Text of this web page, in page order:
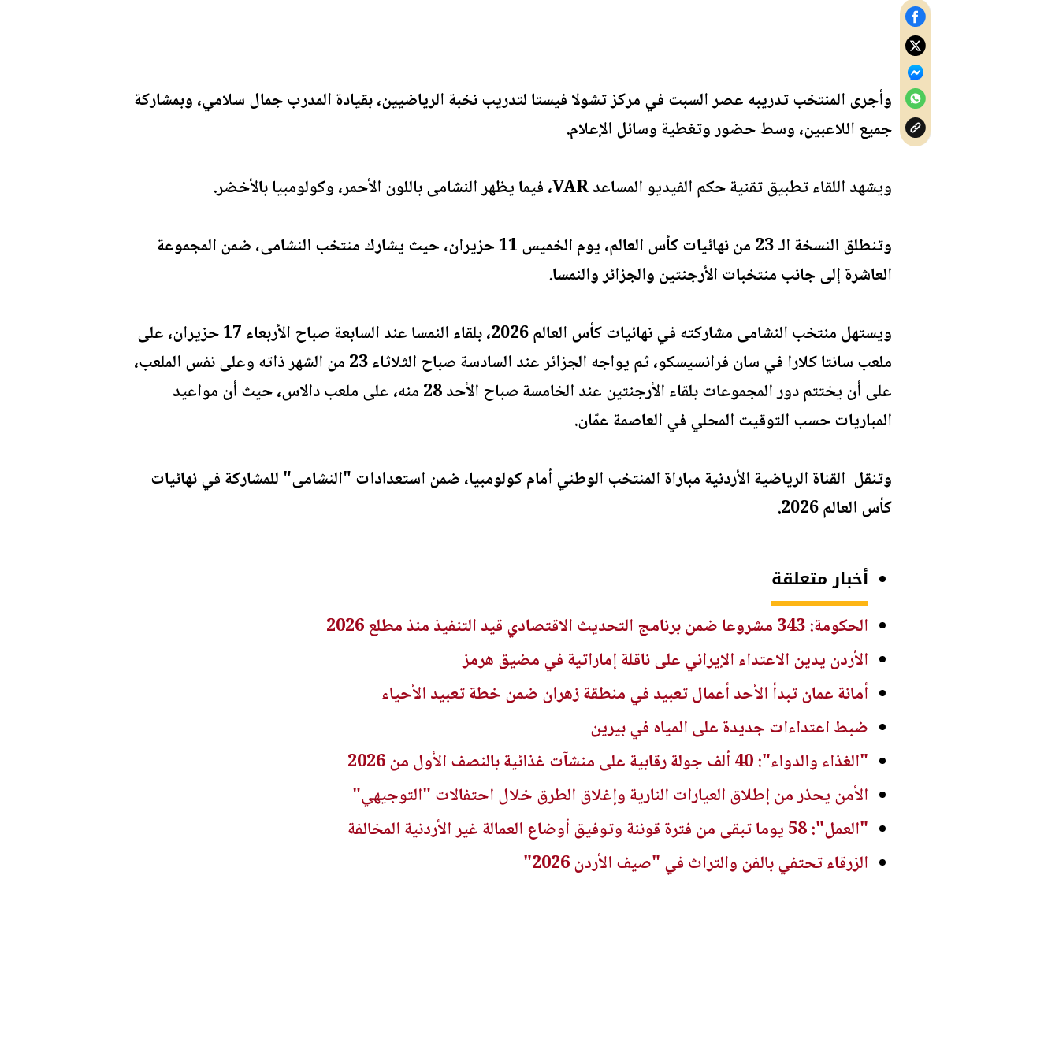
وأجرى المنتخب تدريبه عصر السبت في مركز تشولا فيستا لتدريب نخبة الرياضيين، بقيادة المدرب جمال سلامي، وبمشاركة
جميع اللاعبين، وسط حضور وتغطية وسائل الإعلام.
ويشهد اللقاء تطبيق تقنية حكم الفيديو المساعد VAR، فيما يظهر النشامى باللون الأحمر، وكولومبيا بالأخضر.
‎وتنطلق النسخة الـ 23 من نهائيات كأس العالم، يوم الخميس 11 حزيران، حيث يشارك منتخب النشامى، ضمن المجموعة
العاشرة إلى جانب منتخبات الأرجنتين والجزائر والنمسا.
ويستهل منتخب النشامى مشاركته في نهائيات كأس العالم 2026، بلقاء النمسا عند السابعة صباح الأربعاء 17 حزيران، على
ملعب سانتا كلارا في سان فرانسيسكو، ثم يواجه الجزائر عند السادسة صباح الثلاثاء 23 من الشهر ذاته وعلى نفس الملعب،
على أن يختتم دور المجموعات بلقاء الأرجنتين عند الخامسة صباح الأحد 28 منه، على ملعب دالاس، حيث أن مواعيد
المباريات حسب التوقيت المحلي في العاصمة عمّان.
وتنقل القناة الرياضية الأردنية مباراة المنتخب الوطني أمام كولومبيا، ضمن استعدادات "النشامى" للمشاركة في نهائيات
كأس العالم 2026.
أخبار متعلقة
الحكومة: 343 مشروعا ضمن برنامج التحديث الاقتصادي قيد التنفيذ منذ مطلع 2026
الأردن يدين الاعتداء الإيراني على ناقلة إماراتية في مضيق هرمز
أمانة عمان تبدأ الأحد أعمال تعبيد في منطقة زهران ضمن خطة تعبيد الأحياء
ضبط اعتداءات جديدة على المياه في بيرين
"الغذاء والدواء": 40 ألف جولة رقابية على منشآت غذائية بالنصف الأول من 2026
الأمن يحذر من إطلاق العيارات النارية وإغلاق الطرق خلال احتفالات "التوجيهي"
"العمل": 58 يوما تبقى من فترة قوننة وتوفيق أوضاع العمالة غير الأردنية المخالفة
الزرقاء تحتفي بالفن والتراث في "صيف الأردن 2026"